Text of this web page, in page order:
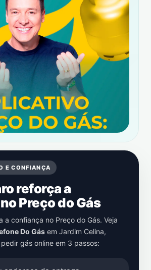
E CONFIANÇA
reforça a
Preço do Gás
a confiança no Preço do Gás. Veja
Do Gás em Jardim Celina,
gás online em 3 passos: